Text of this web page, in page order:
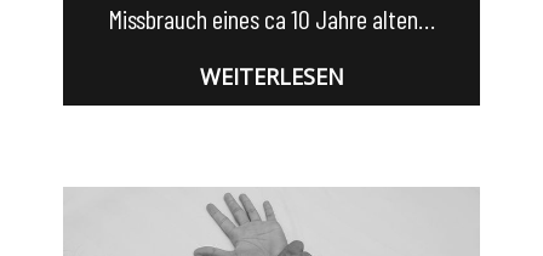
Missbrauch eines ca 10 Jahre alten…
WEITERLESEN